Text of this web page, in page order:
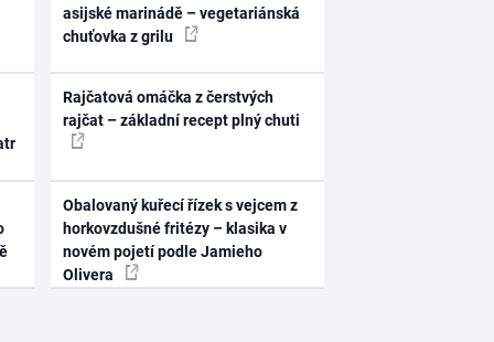
asijské marinádě – vegetariánská
chuťovka z grilu
Rajčatová omáčka z čerstvých
rajčat – základní recept plný chuti
Obalovaný kuřecí řízek s vejcem z
horkovzdušné fritézy – klasika v
novém pojetí podle Jamieho
Olivera